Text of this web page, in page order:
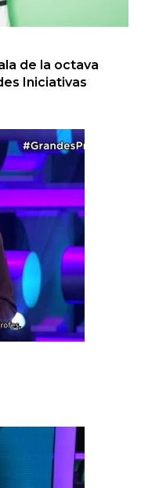
de la octava
Iniciativas